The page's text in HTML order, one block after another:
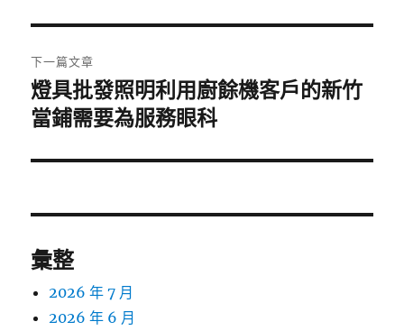
覽
文
章:
下一篇文章
下
一
文
燈具批發照明利用廚餘機客戶的新竹
當鋪需要為服務眼科
彙整
2026 年 7 月
2026 年 6 月